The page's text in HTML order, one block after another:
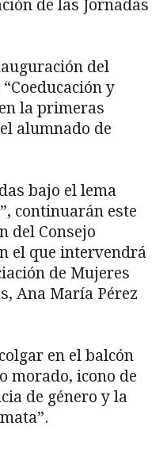
de las Jornadas
del
y
la primeras
alumnado de
bajo el lema
continuarán este
del Consejo
el que intervendrá
de Mujeres
Ana María Pérez
en el balcón
morado, icono de
de género y la